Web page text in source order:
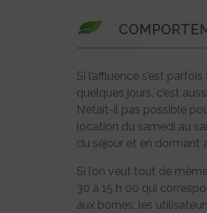
Si l’affluence s’est
quelques jours, c’est
N’était-il pas possible
location du samedi au
du séjour et en dormant
Si l’on veut tout de
30 à 15 h 00 qui
aux bornes, les